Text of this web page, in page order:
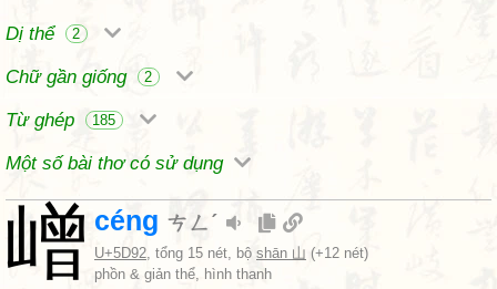
Dị thể 2
Chữ gần giống 2
Từ ghép 185
Một số bài thơ có sử dụng
嶒 céng ㄘㄥˊ
U+5D92, tổng 15 nét, bộ shān 山 (+12 nét)
phồn & giản thể, hình thanh